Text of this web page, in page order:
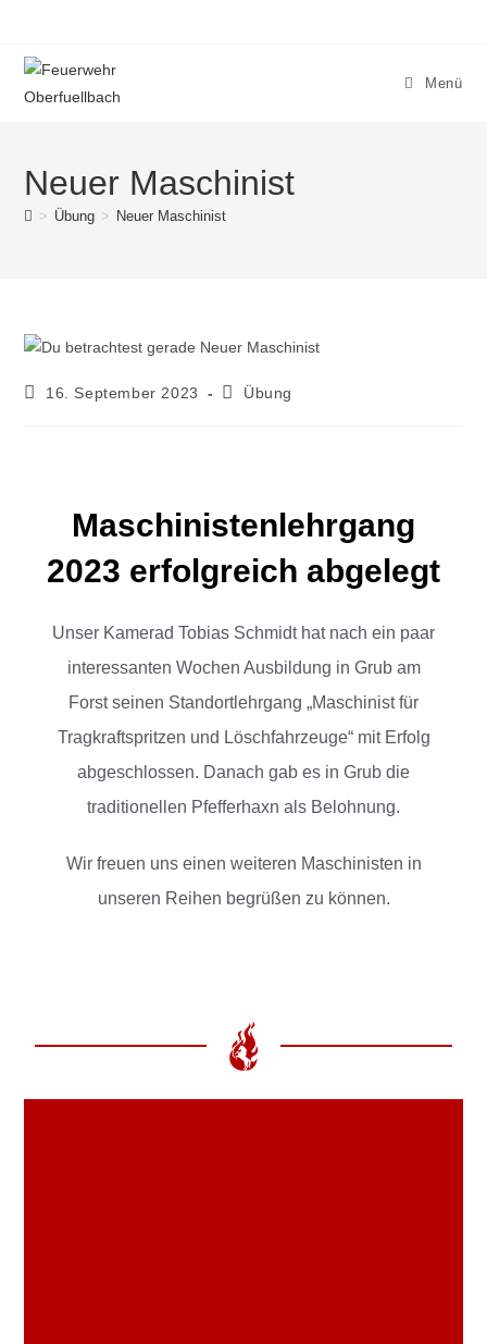
Menü
Neuer Maschinist
> Übung > Neuer Maschinist
16. September 2023 Übung
Maschinistenlehrgang
2023 erfolgreich abgelegt
Unser Kamerad Tobias Schmidt hat nach ein paar
interessanten Wochen Ausbildung in Grub am
Forst seinen Standortlehrgang „Maschinist für
Tragkraftspritzen und Löschfahrzeuge“ mit Erfolg
abgeschlossen. Danach gab es in Grub die
traditionellen Pfefferhaxn als Belohnung.
Wir freuen uns einen weiteren Maschinisten in
unseren Reihen begrüßen zu können.